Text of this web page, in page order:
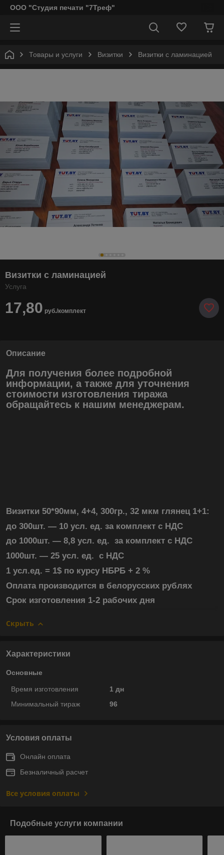
ООО "Студия печати "7Треф"
Товары и услуги Визитки Визитки с ламинацией
Визитки с ламинацией
Услуга
17,80 руб./комплект
Описание
Для получения более подробной
информации, а также для уточнения
стоимости изготовления тиража
обращайтесь к нашим менеджерам.
Визитки 50*90мм, 4+4, 300гр., 32 мкм глянец 1+1:
до 300шт. ― 10 усл. ед. за комплект с НДС
до 1000шт. ― 8,8 усл. ед. за комплект с НДС
1000шт. ― 25 усл. ед. с НДС
1 усл.ед. = 1$ по курсу НБРБ + 2 %
Оплата производится в белорусских рублях
Срок изготовления 1-2 рабочих дня
Скрыть
Характеристики
Основные
Время изготовления
1 дн
Минимальный тираж
96
Условия оплаты
Онлайн оплата
Безналичный расчет
Все условия оплаты
Подобные услуги компании